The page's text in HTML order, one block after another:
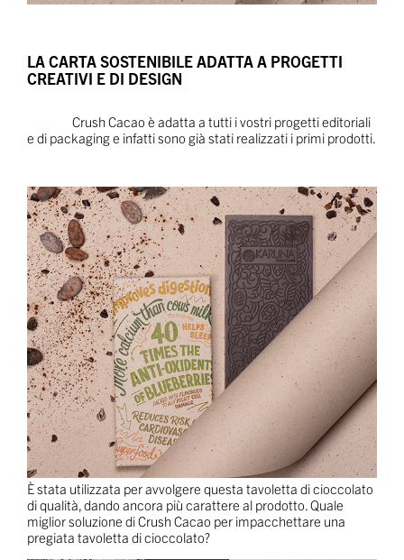
LA CARTA SOSTENIBILE ADATTA A PROGETTI
CREATIVI E DI DESIGN
Crush Cacao è adatta a tutti i vostri progetti editoriali
e di packaging e infatti sono già stati realizzati i primi prodotti.
È stata utilizzata per avvolgere questa tavoletta di cioccolato
di qualità, dando ancora più carattere al prodotto. Quale
miglior soluzione di Crush Cacao per impacchettare una
pregiata tavoletta di cioccolato?